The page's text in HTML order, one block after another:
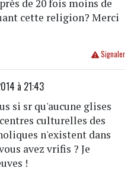
de 20 fois moins de
cette religion? Merci
Signaler
à 21:43
si sr qu'aucune glises
culturelles des
n'existent dans
avez vrifis ? Je
!